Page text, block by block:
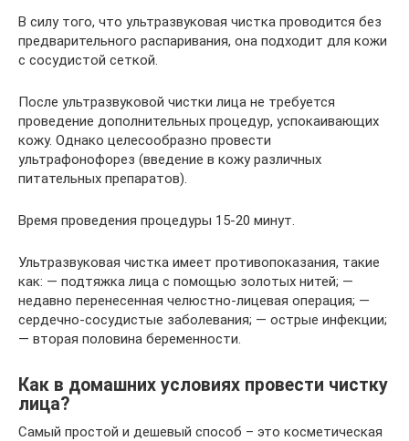
В силу того, что ультразвуковая чистка проводится без
предварительного распаривания, она подходит для кожи
с сосудистой сеткой.
После ультразвуковой чистки лица не требуется
проведение дополнительных процедур, успокаивающих
кожу. Однако целесообразно провести
ультрафонофорез (введение в кожу различных
питательных препаратов).
Время проведения процедуры 15-20 минут.
Ультразвуковая чистка имеет противопоказания, такие
как: — подтяжка лица с помощью золотых нитей; —
недавно перенесенная челюстно-лицевая операция; —
сердечно-сосудистые заболевания; — острые инфекции;
— вторая половина беременности.
Как в домашних условиях провести чистку
лица?
Самый простой и дешевый способ – это косметическая